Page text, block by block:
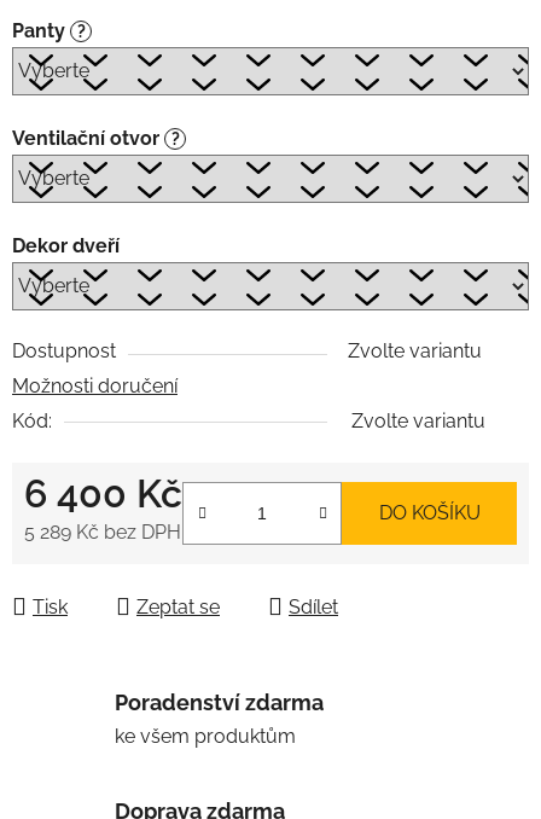
Panty ?
Ventilační otvor ?
Dekor dveří
Dostupnost
Zvolte variantu
Možnosti doručení
Kód:
Zvolte variantu
6 400 Kč
5 289 Kč bez DPH
DO KOŠÍKU
Tisk Zeptat se Sdílet
Poradenství zdarma
ke všem produktům
Doprava zdarma